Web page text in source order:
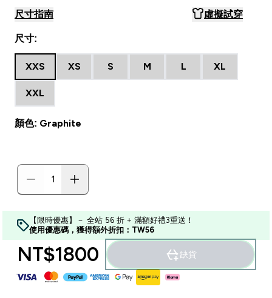
尺寸指南 虛擬試穿
尺寸:
XXS XS S M L XL
XXL
顏色: Graphite
【限時優惠】－ 全站 56 折 + 滿額好禮3重送！
使用優惠碼，獲得額外折扣：TW56
NT$1800‎ 缺貨